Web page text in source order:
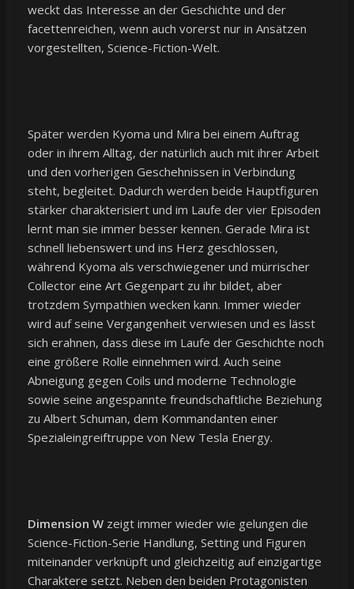
weckt das Interesse an der Geschichte und der
facettenreichen, wenn auch vorerst nur in Ansätzen
vorgestellten, Science-Fiction-Welt.
Später werden Kyoma und Mira bei einem Auftrag
oder in ihrem Alltag, der natürlich auch mit ihrer Arbeit
und den vorherigen Geschehnissen in Verbindung
steht, begleitet. Dadurch werden beide Hauptfiguren
stärker charakterisiert und im Laufe der vier Episoden
lernt man sie immer besser kennen. Gerade Mira ist
schnell liebenswert und ins Herz geschlossen,
während Kyoma als verschwiegener und mürrischer
Collector eine Art Gegenpart zu ihr bildet, aber
trotzdem Sympathien wecken kann. Immer wieder
wird auf seine Vergangenheit verwiesen und es lässt
sich erahnen, dass diese im Laufe der Geschichte noch
eine größere Rolle einnehmen wird. Auch seine
Abneigung gegen Coils und moderne Technologie
sowie seine angespannte freundschaftliche Beziehung
zu Albert Schuman, dem Kommandanten einer
Spezialeingreiftruppe von New Tesla Energy.
Dimension Wzeigt immer wieder wie gelungen die
Science-Fiction-Serie Handlung, Setting und Figuren
miteinander verknüpft und gleichzeitig auf einzigartige
Charaktere setzt. Neben den beiden Protagonisten